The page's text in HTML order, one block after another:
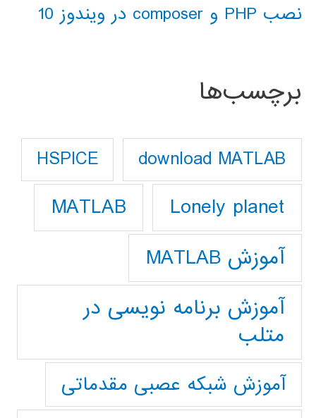
نصب PHP و composer در ویندوز 10
برچسب‌ها
download MATLAB
HSPICE
Lonely planet
MATLAB
آموزش MATLAB
آموزش برنامه نویسی در
متلب
آموزش شبکه عصبی مقدماتی